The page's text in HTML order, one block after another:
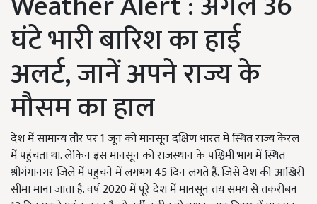
घंटे भारी बारिश का हाई
अलर्ट, जानें अपने राज्य के
मौसम का हाल
देश में सामान्य तौर पर 1 जून को मानसून दक्षिण भारत में स्थित राज्य केरल
में पहुंचता था. लेकिन इस मानसून को राजस्थान के पश्चिमी भाग में स्थित
श्रीगंगानगर जिले में पहुंचने में लगभग 45 दिन लगते हैं. जिसे देश की आखिरी
सीमा माना जाता है. वर्ष 2020 में पूरे देश में मानसून तय समय से तकरीबन